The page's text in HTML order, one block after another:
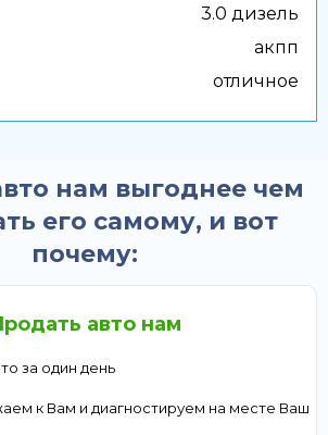
3.0 дизель
акпп
отличное
нам выгоднее чем
его самому, и вот
почему:
авто нам
за один день
к Вам и диагностируем на месте Ваш